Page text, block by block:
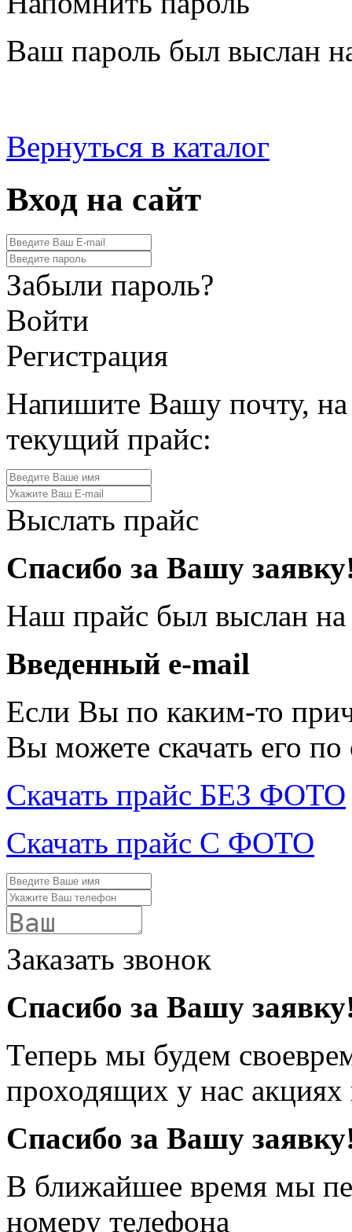
Ваш пароль был выслан
Вернуться в каталог
Вход на сайт
Забыли пароль?
Войти
Регистрация
Напишите Вашу почту,
текущий прайс:
Выслать прайс
Спасибо за Вашу
Наш прайс был выслан
Введенный e-mail
Если Вы по каким-то
Вы можете скачать его
Скачать прайс БЕЗ ФОТО
Скачать прайс С ФОТО
Заказать звонок
Спасибо за Вашу
Теперь мы будем
проходящих у нас
Спасибо за Вашу
В ближайшее время мы
номеру телефона